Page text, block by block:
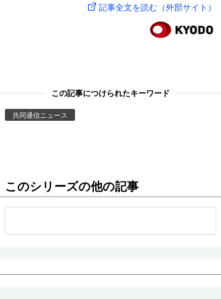
People
記事全文を読む（外部サイト）
この記事につけられたキーワード
共同通信ニュース
このシリーズの他の記事